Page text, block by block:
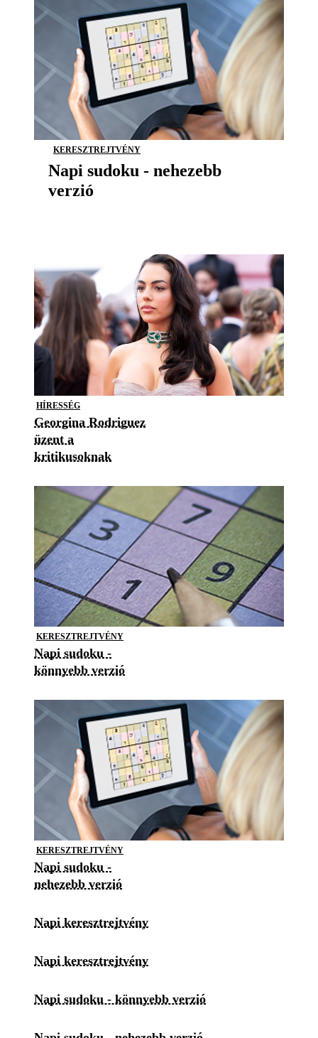
KERESZTREJTVÉNY
Napi sudoku - nehezebb
verzió
HÍRESSÉG
Georgina Rodriguez
üzent a
kritikusoknak
KERESZTREJTVÉNY
Napi sudoku -
könnyebb verzió
KERESZTREJTVÉNY
Napi sudoku -
nehezebb verzió
Napi keresztrejtvény
Napi keresztrejtvény
Napi sudoku - könnyebb verzió